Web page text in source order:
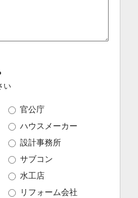
い
官公庁
ハウスメーカー
設計事務所
サブコン
水工店
リフォーム会社